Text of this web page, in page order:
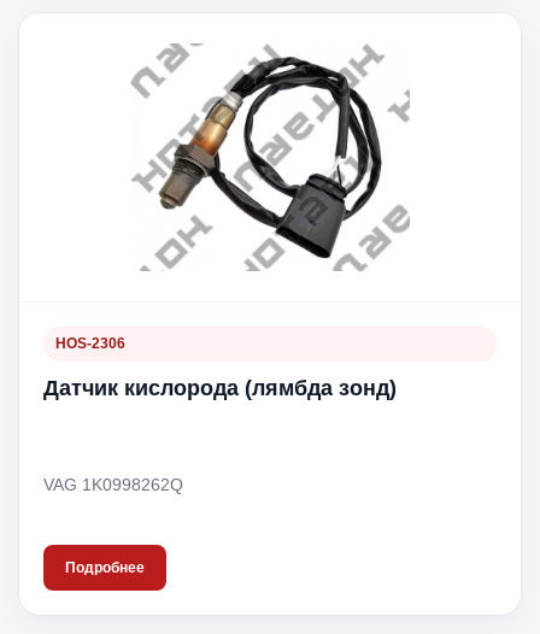
HOS-2306
Датчик кислорода (лямбда зонд)
VAG 1K0998262Q
Подробнее